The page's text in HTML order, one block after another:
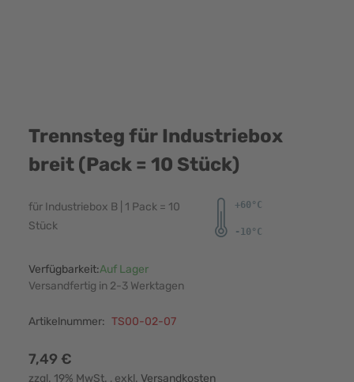
Trennsteg für Industriebox
breit (Pack = 10 Stück)
für Industriebox B | 1 Pack = 10
Stück
Verfügbarkeit:Auf Lager
Versandfertig in 2-3 Werktagen
Artikelnummer: TS00-02-07
7,49 €
zzgl. 19% MwSt. , exkl. Versandkosten